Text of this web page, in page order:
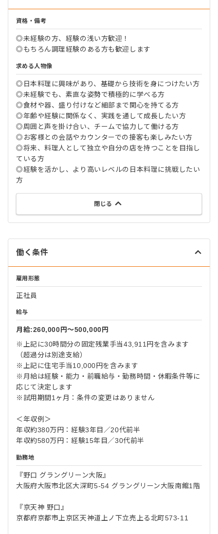
資格・備考
◎未経験の方、経験の浅い方歓迎！
◎もちろん調理経験のある方も歓迎します
求める人物像
◎日本料理に興味があり、基礎から技術を身につけたい方
◎未経験でも、素直な姿勢で積極的に学べる方
◎食材や器、盛り付けなど細部まで関心を持てる方
◎年齢や経験に関係なく、実践を通して成長したい方
◎周囲と声を掛け合い、チームで協力して働ける方
◎お客様との会話やカウンターでの接客も楽しみたい方
◎将来、料理人として独立や自分の店を持つことを目指し
ている方
◎経験を活かし、より高いレベルの日本料理に挑戦したい
方
閉じる
働く条件
雇用形態
正社員
給与
月給:260,000円〜500,000円
※上記に30時間分の固定残業手当43,911円を含みます
（超過分は別途支給）
※上記に住宅手当10,000円を含みます
※月給は経験・能力・前職給与・勤務時間・休暇条件等に
応じて決定します
※試用期間1ヶ月：条件の変更はありません
＜年収例＞
年収約380万円：経験3年目／20代前半
年収約580万円：経験15年目／30代前半
勤務地
『野口 グラングリーン大阪』
大阪府大阪市北区大深町5-54 グラングリーン大阪南館1階
『京天神 野口』
京都府京都市上京区天神道上ノ下立売上る北町573-11